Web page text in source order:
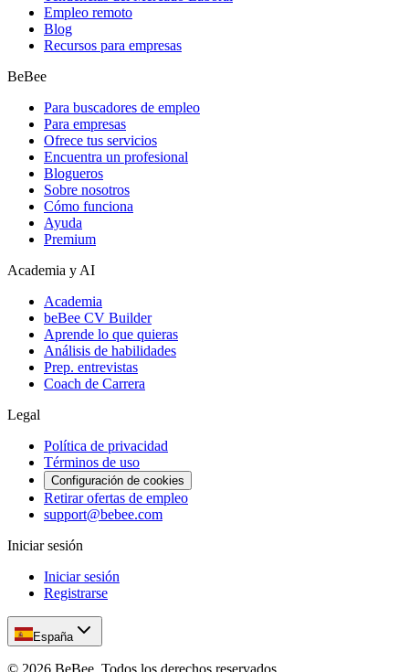
Empleo remoto
Blog
Recursos para empresas
BeBee
Para buscadores de empleo
Para empresas
Ofrece tus servicios
Encuentra un profesional
Blogueros
Sobre nosotros
Cómo funciona
Ayuda
Premium
Academia y AI
Academia
beBee CV Builder
Aprende lo que quieras
Análisis de habilidades
Prep. entrevistas
Coach de Carrera
Legal
Política de privacidad
Términos de uso
Configuración de cookies
Retirar ofertas de empleo
support@bebee.com
Iniciar sesión
Iniciar sesión
Registrarse
España